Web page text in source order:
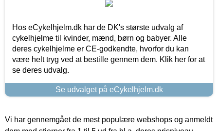
Hos eCykelhjelm.dk har de DK's største udvalg af
cykelhjelme til kvinder, mænd, børn og babyer. Alle
deres cykelhjelme er CE-godkendte, hvorfor du kan
være helt tryg ved at bestille gennem dem. Klik her for at
se deres udvalg.
Se udvalget på eCykelhjelm.dk
Vi har gennemgået de mest populære webshops og anmeldt